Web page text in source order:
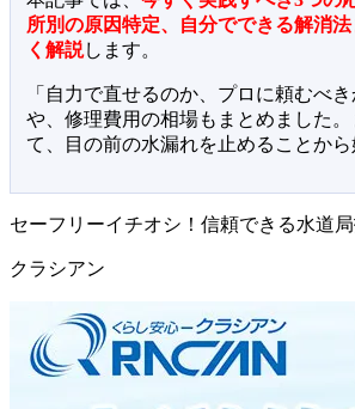
所別の原因特定、自分でできる解消
く解説します。
「自力で直せるのか、プロに頼むべ
や、修理費用の相場もまとめました
て、目の前の水漏れを止めることから
セーフリーイチオシ！信頼できる水道
クラシアン